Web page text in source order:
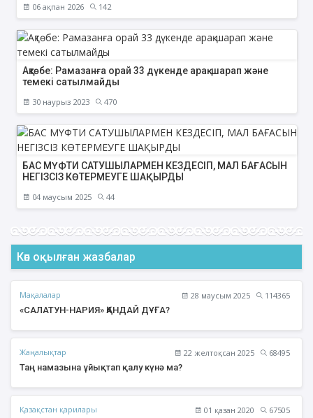
06 ақпан 2026 142
Ақтөбе: Рамазанға орай 33 дүкенде арақ-шарап және
темекі сатылмайды
30 наурыз 2023 470
БАС МҮФТИ САТУШЫЛАРМЕН КЕЗДЕСІП, МАЛ БАҒАСЫН
НЕГІЗСІЗ КӨТЕРМЕУГЕ ШАҚЫРДЫ
04 маусым 2025 44
Көп оқылған жазбалар
Мақалалар 28 маусым 2025
114365
«САЛАТУН-НАРИЯ» ҚАНДАЙ ДҰҒА?
Жаңалықтар 22 желтоқсан 2025
68495
Таң намазына ұйықтап қалу күнә ма?
Қазақстан қарилары 01 қазан 2020
67505